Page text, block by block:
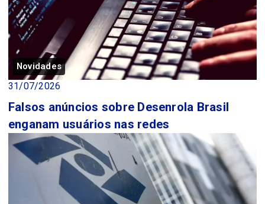
Novidades
31/07/2026
Falsos anúncios sobre Desenrola Brasil
enganam usuários nas redes